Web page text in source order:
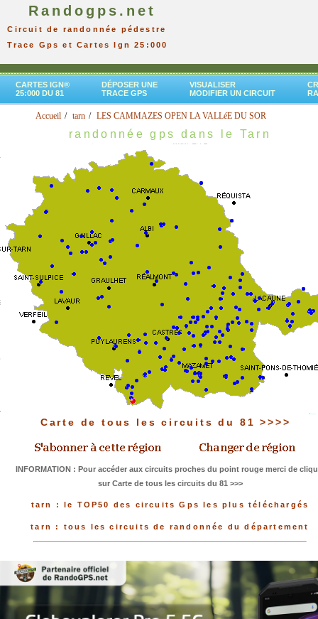
Randogps.net
Circuit de randonnée pédestre
Trace Gps et Cartes Ign 25:000
CARTES IGN®
25:000 DU 81
DÉPOSER UNE
TRACE GPS
VISUALISER
MODIFIER UN CIRCUIT
Accueil tarn LES CAMMAZES OPEN LA VALLéE DU SOR
randonnée gps dans le Tarn
Carte de tous les circuits du 81 >>>>
INFORMATION : Pour accéder aux circuits proches du point rouge merci de
sur Carte de tous les circuits du 81 >>>
tarn : le TOP50 des circuits Gps les plus téléchargés
tarn : tous les circuits de randonnée du département